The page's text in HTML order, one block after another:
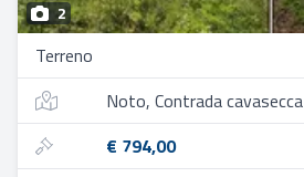
2
Terreno
Noto, Contrada cavasecca
€ 794,00